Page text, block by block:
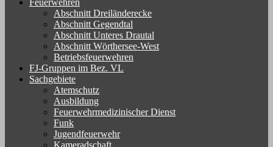
Abschnitt Dreiländerecke
Abschnitt Gegendtal
Abschnitt Unteres Drautal
Abschnitt Wörthersee-West
Betriebsfeuerwehren
FJ-Gruppen im Bez. VL
Sachgebiete
Atemschutz
Ausbildung
Feuerwehrmedizinischer Dienst
Funk
Jugendfeuerwehr
Kameradschaft